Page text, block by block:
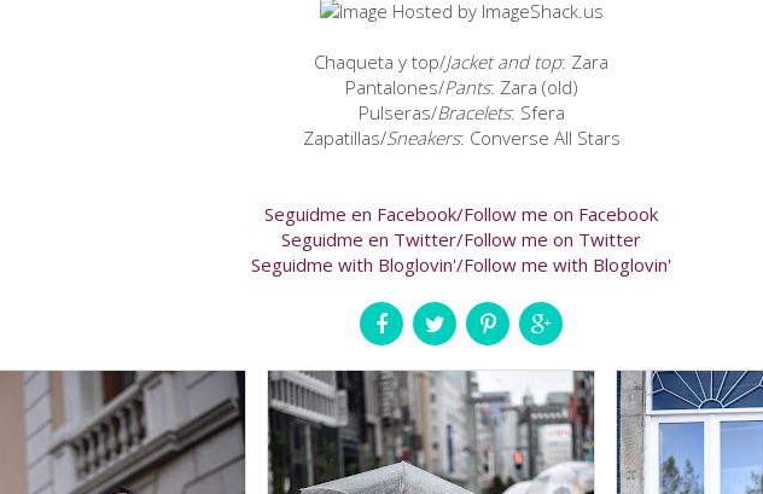
Chaqueta y top/Jacket and top: Zara
Pantalones/Pants: Zara (old)
Pulseras/Bracelets: Sfera
Zapatillas/Sneakers: Converse All Stars
Seguidme en Facebook/Follow me on Facebook
Seguidme en Twitter/Follow me on Twitter
Seguidme with Bloglovin'/Follow me with Bloglovin'